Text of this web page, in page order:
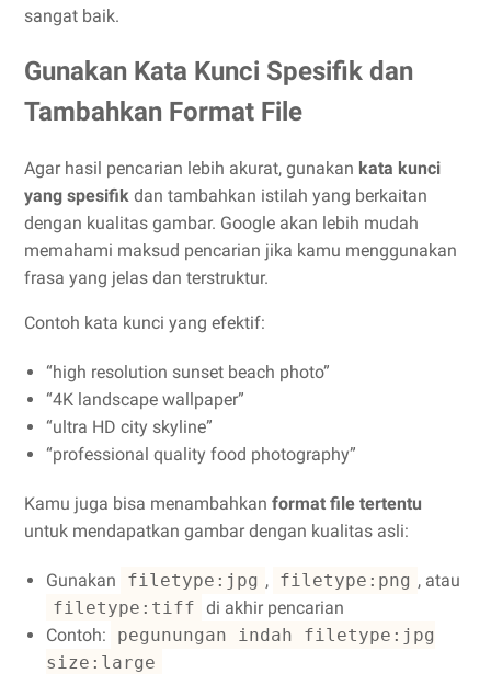
sangat baik.
Gunakan Kata Kunci Spesifik dan
Tambahkan Format File
Agar hasil pencarian lebih akurat, gunakan kata kunci
yang spesifik dan tambahkan istilah yang berkaitan
dengan kualitas gambar. Google akan lebih mudah
memahami maksud pencarian jika kamu menggunakan
frasa yang jelas dan terstruktur.
Contoh kata kunci yang efektif:
“high resolution sunset beach photo”
“4K landscape wallpaper”
“ultra HD city skyline”
“professional quality food photography”
Kamu juga bisa menambahkan format file tertentu
untuk mendapatkan gambar dengan kualitas asli:
Gunakan filetype:jpg , filetype:png , atau
filetype:tiff di akhir pencarian
Contoh:
pegunungan indah filetype:jpg
size:large